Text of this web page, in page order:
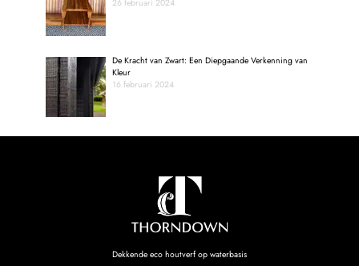
26 februari 2024
De Kracht van Zwart: Een Diepgaande Verkenning van
Kleur
16 februari 2024
Dekkende eco houtverf op waterbasis